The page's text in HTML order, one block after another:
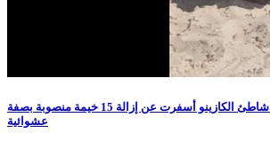
صفاقس : حملة في شاطئ الكازينو أسفرت عن إزالة 15 خيمة منصوبة بصفة
عشوائية